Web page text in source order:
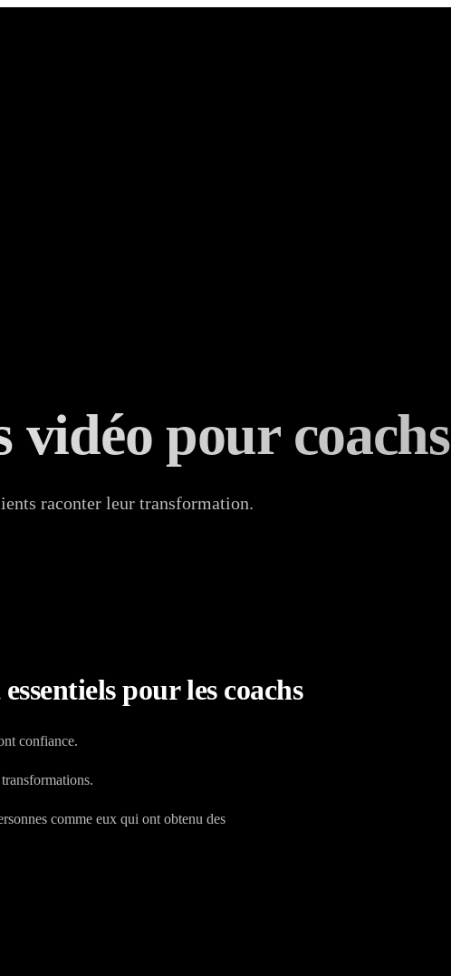
vidéo pour coachs
raconter leur transformation.
pour les coachs
confiance.
comme eux qui ont obtenu des